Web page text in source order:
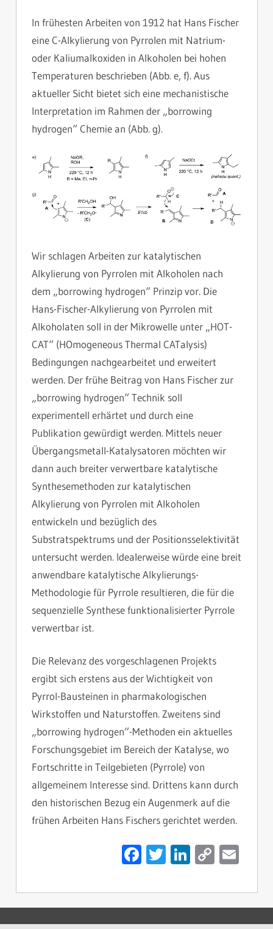
In frühesten Arbeiten von 1912 hat Hans Fischer
eine C-Alkylierung von Pyrrolen mit Natrium-
oder Kaliumalkoxiden in Alkoholen bei hohen
Temperaturen beschrieben (Abb. e, f). Aus
aktueller Sicht bietet sich eine mechanistische
Interpretation im Rahmen der „borrowing
hydrogen“ Chemie an (Abb. g).
Wir schlagen Arbeiten zur katalytischen
Alkylierung von Pyrrolen mit Alkoholen nach
dem „borrowing hydrogen“ Prinzip vor. Die
Hans-Fischer-Alkylierung von Pyrrolen mit
Alkoholaten soll in der Mikrowelle unter „HOT-
CAT“ (HOmogeneous Thermal CATalysis)
Bedingungen nachgearbeitet und erweitert
werden. Der frühe Beitrag von Hans Fischer zur
„borrowing hydrogen“ Technik soll
experimentell erhärtet und durch eine
Publikation gewürdigt werden. Mittels neuer
Übergangsmetall-Katalysatoren möchten wir
dann auch breiter verwertbare katalytische
Synthesemethoden zur katalytischen
Alkylierung von Pyrrolen mit Alkoholen
entwickeln und bezüglich des
Substratspektrums und der Positionsselektivität
untersucht werden. Idealerweise würde eine breit
anwendbare katalytische Alkylierungs-
Methodologie für Pyrrole resultieren, die für die
sequenzielle Synthese funktionalisierter Pyrrole
verwertbar ist.
Die Relevanz des vorgeschlagenen Projekts
ergibt sich erstens aus der Wichtigkeit von
Pyrrol-Bausteinen in pharmakologischen
Wirkstoffen und Naturstoffen. Zweitens sind
„borrowing hydrogen“-Methoden ein aktuelles
Forschungsgebiet im Bereich der Katalyse, wo
Fortschritte in Teilgebieten (Pyrrole) von
allgemeinem Interesse sind. Drittens kann durch
den historischen Bezug ein Augenmerk auf die
frühen Arbeiten Hans Fischers gerichtet werden.
Facebook
Twitter
LinkedIn
Copy